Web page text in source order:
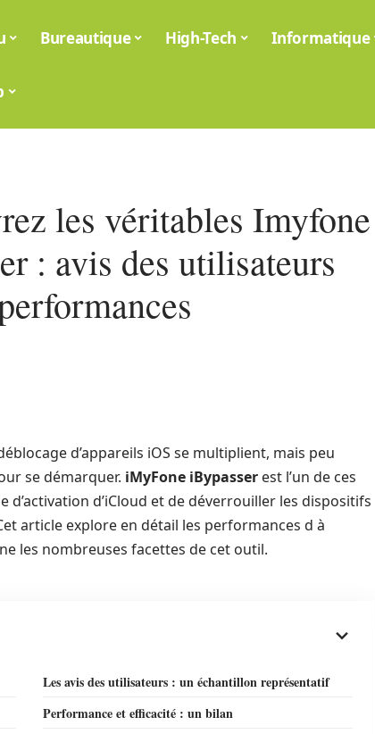
Bureautique High-Tech Informatique
les véritables Imyfone
: avis des utilisateurs
d’appareils iOS se multiplient, mais peu
se démarquer. iMyFone iBypasser est l’un de ces
d’iCloud et de déverrouiller les dispositifs
article explore en détail les performances d à
les nombreuses facettes de cet outil.
Les avis des utilisateurs : un échantillon représentatif
Performance et efficacité : un bilan